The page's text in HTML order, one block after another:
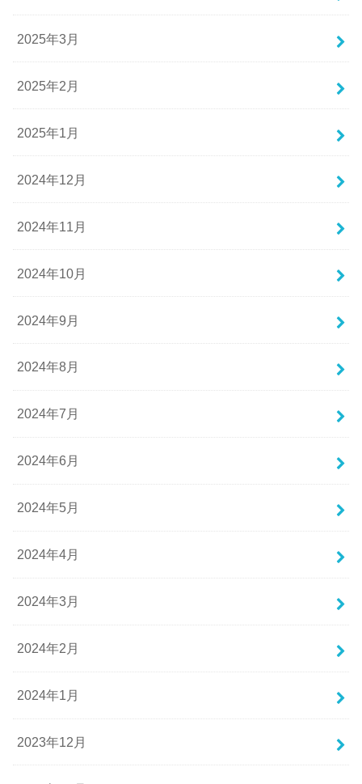
2025年3月
2025年2月
2025年1月
2024年12月
2024年11月
2024年10月
2024年9月
2024年8月
2024年7月
2024年6月
2024年5月
2024年4月
2024年3月
2024年2月
2024年1月
2023年12月